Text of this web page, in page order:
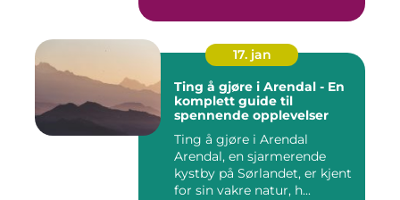
17. jan
Ting å gjøre i Arendal - En
komplett guide til
spennende opplevelser
Ting å gjøre i Arendal
Arendal, en sjarmerende
kystby på Sørlandet, er kjent
for sin vakre natur, h...